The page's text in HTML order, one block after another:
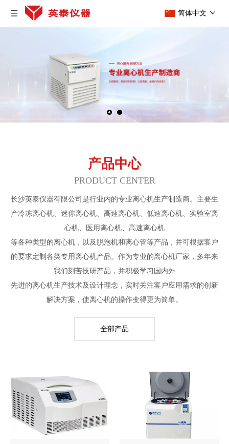
简体中文
产品中心
PRODUCT CENTER
长沙英泰仪器有限公司是行业内的专业离心机生产制造商。主要生
产冷冻离心机、迷你离心机、高速离心机、低速离心机、实验室离
心机、医用离心机、高速离心机
等各种类型的离心机，以及脱泡机和离心管等产品，并可根据客户
的要求定制各类专用离心机产品。作为专业的离心机厂家，多年来
我们刻苦技研产品，并积极学习国内外
先进的离心机生产技术及设计理念，实时关注客户应用需求的创新
解决方案，使离心机的操作变得更为简单。
全部产品